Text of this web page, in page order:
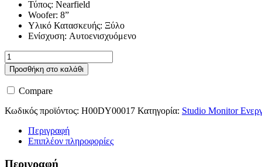
Τύπος: Nearfield
Woofer: 8”
Υλικό Κατασκευής: Ξύλο
Ενίσχυση: Αυτοενισχυόμενο
Dynaudio
LYD-
8-
BB
ποσότητα
Προσθήκη στο καλάθι
Compare
Κωδικός προϊόντος: H00DY00017 Κατηγορία: Studio Monitor
Περιγραφή
Επιπλέον πληροφορίες
Περιγραφή